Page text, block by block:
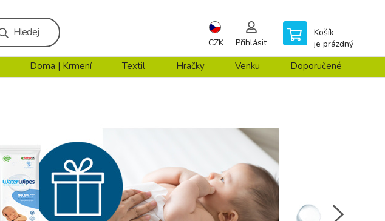
Hledej
CZK Přihlásit
Košík
je prázdný
Doma | Krmení Textil Hračky Venku Doporučené